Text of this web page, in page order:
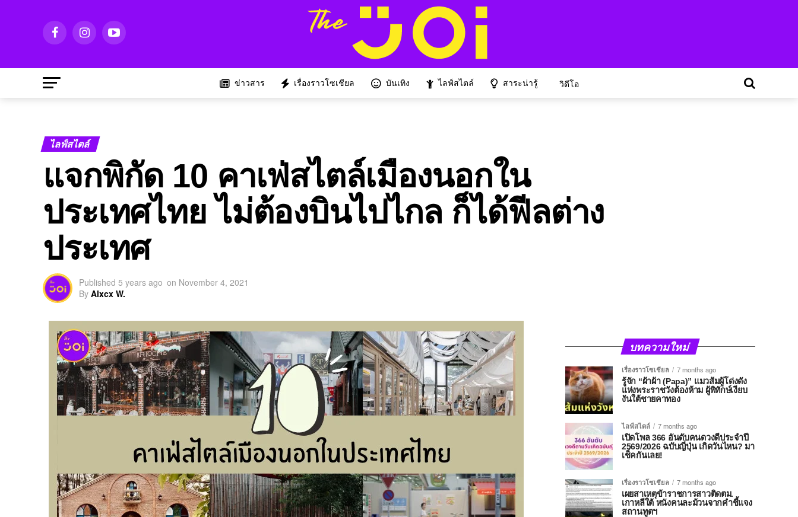
ข่าวสาร เรื่องราวโซเชียล บันเทิง ไลฟ์สไตล์ สาระน่ารู้ วิดีโอ
ไลฟ์สไตล์
แจกพิกัด 10 คาเฟ่สไตล์เมืองนอกใน
ประเทศไทย ไม่ต้องบินไปไกล ก็ได้ฟีลต่าง
ประเทศ
Published 5 years ago on November 4, 2021
By Alxcx W.
บทความใหม่
เรื่องราวโซเชียล
7 months ago
รู้จัก “ผ้าผ้า (Papa)” แมวส้มผู้โด่งดัง
แห่งพระราชวังต้องห้าม ผู้พิทักษ์เงียบ
งันใต้ชายคาทอง
ไลฟ์สไตล์
7 months ago
เปิดโพล 366 อันดับคนดวงดีประจำปี
2569/2026 ฉบับญี่ปุ่น เกิดวันไหน? มา
เช็คกันเลย!
เรื่องราวโซเชียล
7 months ago
เผยสาเหตุข้าราชการสาวติดตม.
เกาหลีใต้ หนังคนละม้วนจากคำชี้แจง
สถานทูตฯ